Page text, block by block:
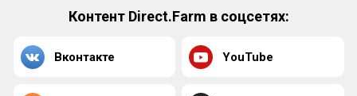
Контент Direct.Farm в соцсетях:
Вконтакте YouTube